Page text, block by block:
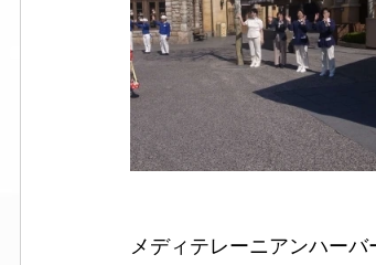
メディテレーニアンハー